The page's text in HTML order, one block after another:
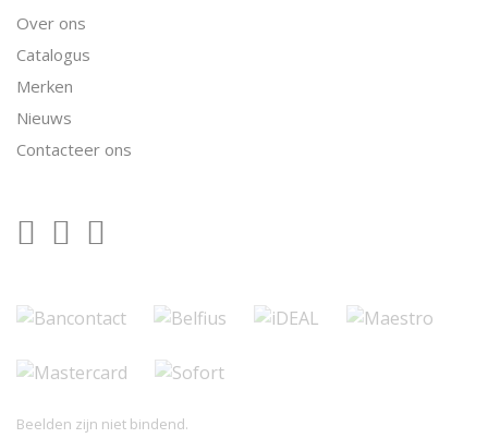
Over ons
Catalogus
Merken
Nieuws
Contacteer ons
Beelden zijn niet bindend.